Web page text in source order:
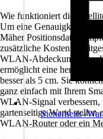
Wie funktioniert die
Um eine Genauigkeit im
Mäher Positionsdaten
zusätzliche Kosten
WLAN‑Abdeckung über
ermöglicht eine
besser als 5 cm. Sie
ganz einfach mit Ihrem
WLAN‑Signal verbessern,
gartenseitige Wand
WLAN‑Router oder ein
Sicherheits-/